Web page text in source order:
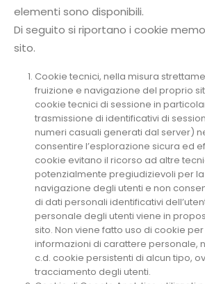
elementi sono disponibili.
Di seguito si riportano i cookie
sito.
Cookie tecnici, nella misura
fruizione e navigazione del proprio
cookie tecnici di sessione in
trasmissione di identificativi di
numeri casuali generati dal server)
consentire l’esplorazione sicura ed
cookie evitano il ricorso ad altre
potenzialmente pregiudizievoli per
navigazione degli utenti e non
di dati personali identificativi
personale degli utenti viene in
sito. Non viene fatto uso di cookie
informazioni di carattere personale,
c.d. cookie persistenti di alcun tipo,
tracciamento degli utenti.